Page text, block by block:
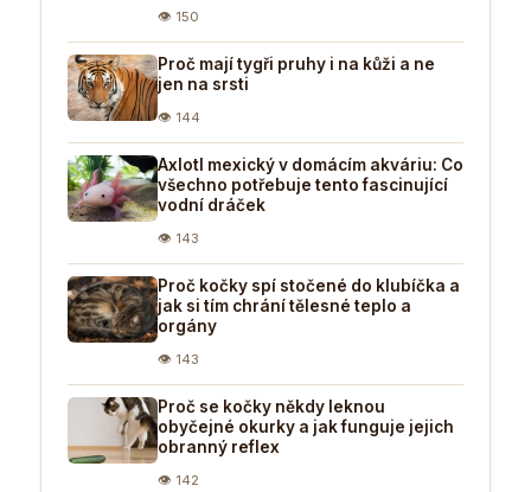
👁 150
Proč mají tygři pruhy i na kůži a ne
jen na srsti
👁 144
Axlotl mexický v domácím akváriu: Co
všechno potřebuje tento fascinující
vodní dráček
👁 143
Proč kočky spí stočené do klubíčka a
jak si tím chrání tělesné teplo a
orgány
👁 143
Proč se kočky někdy leknou
obyčejné okurky a jak funguje jejich
obranný reflex
👁 142